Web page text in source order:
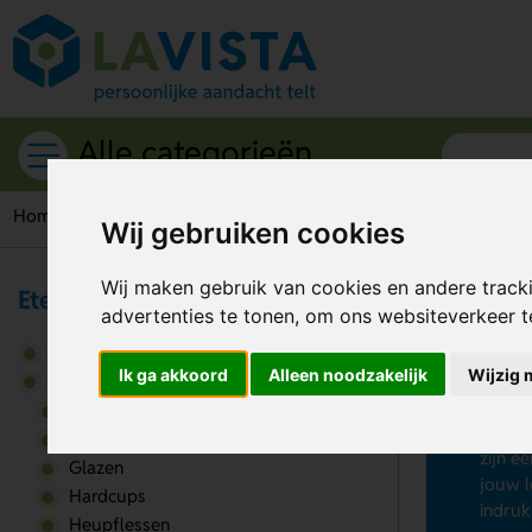
Wij gebruiken cookies
Wij maken gebruik van cookies en andere
advertenties te tonen, om ons websiteverkeer
Ik ga akkoord Alleen noodzakelijk Wijzig
Alle categorieën
Home Drinkwaren Drinkbekers
zijn
jouw
Eten & Drinken
Broodtrommels
Drinkwaren
Glazen
Hardcups
Heupflessen